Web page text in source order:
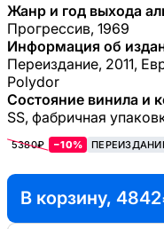
Жанр и год выхода
Прогрессив, 1969
Информация об
Переиздание, 2011,
Polydor
Состояние винила и
SS, фабричная
5380₽ −10%
В корзину, 4842